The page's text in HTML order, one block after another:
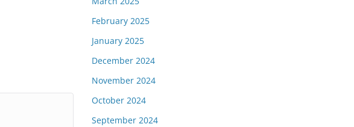
February 2025
January 2025
December 2024
November 2024
October 2024
September 2024